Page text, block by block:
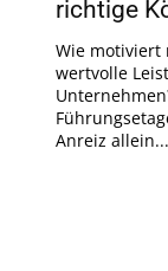
richtige
Wie motiviert
wertvolle
Anreiz allein...